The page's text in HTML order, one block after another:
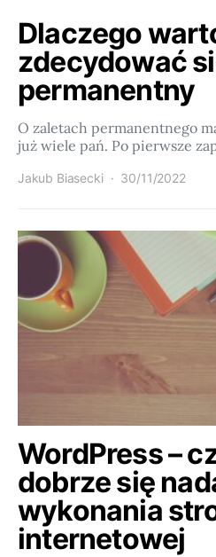
Dlaczego
zdecydować
permanentny
O zaletach permanentnego
już wiele pań. Po pierwsze
Jakub Biasecki 30/11/2022
WordPress –
dobrze się
wykonania
internetowej